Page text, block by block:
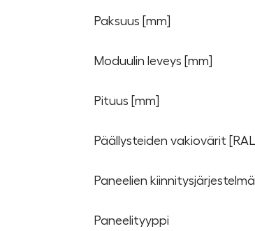
Paksuus [mm]
Moduulin leveys [mm]
Pituus [mm]
Päällysteiden vakiovärit [RAL]
Paneelien
Paneelityyppi